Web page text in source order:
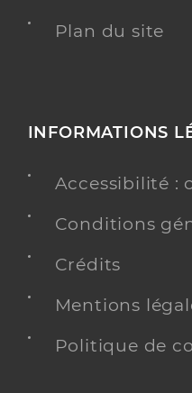
Plan du site
INFORMATIONS
Accessibilité :
Conditions
Crédits
Mentions
Politique de